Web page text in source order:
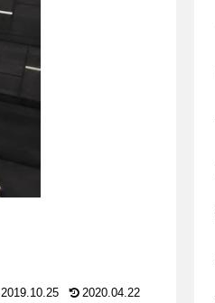
2019.10.25 2020.04.22